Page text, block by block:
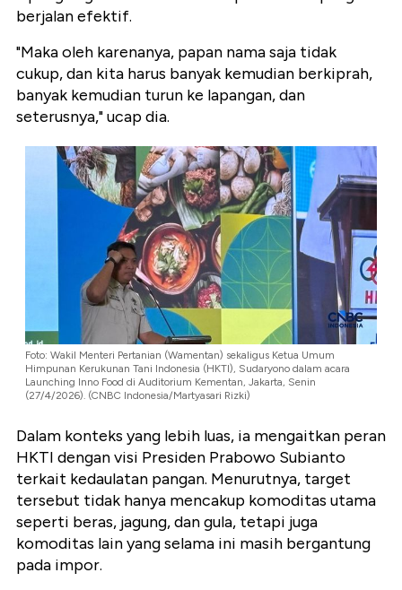
berjalan efektif.
"Maka oleh karenanya, papan nama saja tidak
cukup, dan kita harus banyak kemudian berkiprah,
banyak kemudian turun ke lapangan, dan
seterusnya," ucap dia.
Foto: Wakil Menteri Pertanian (Wamentan) sekaligus Ketua Umum
Himpunan Kerukunan Tani Indonesia (HKTI), Sudaryono dalam acara
Launching Inno Food di Auditorium Kementan, Jakarta, Senin
(27/4/2026). (CNBC Indonesia/Martyasari Rizki)
Dalam konteks yang lebih luas, ia mengaitkan peran
HKTI dengan visi Presiden Prabowo Subianto
terkait kedaulatan pangan. Menurutnya, target
tersebut tidak hanya mencakup komoditas utama
seperti beras, jagung, dan gula, tetapi juga
komoditas lain yang selama ini masih bergantung
pada impor.